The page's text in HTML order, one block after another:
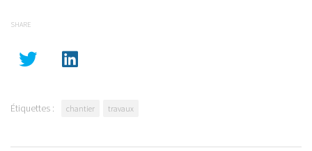
SHARE
Étiquettes : chantier travaux